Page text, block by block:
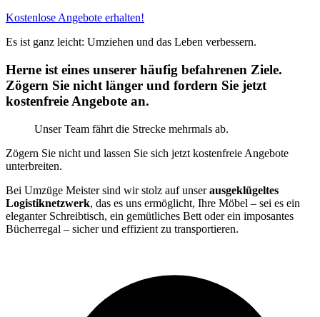
Kostenlose Angebote erhalten!
Es ist ganz leicht: Umziehen und das Leben verbessern.
Herne ist eines unserer häufig befahrenen Ziele.
Zögern Sie nicht länger und fordern Sie jetzt
kostenfreie Angebote an.
Unser Team fährt die Strecke mehrmals ab.
Zögern Sie nicht und lassen Sie sich jetzt kostenfreie Angebote
unterbreiten.
Bei Umzüge Meister sind wir stolz auf unserausgeklügeltes
Logistiknetzwerk, das es uns ermöglicht, Ihre Möbel – sei es ein
eleganter Schreibtisch, ein gemütliches Bett oder ein imposantes
Bücherregal – sicher und effizient zu transportieren.